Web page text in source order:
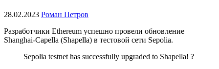
28.02.2023 Роман Петров
Разработчики Ethereum успешно провели обновление
Shanghai-Capella (Shapella) в тестовой сети Sepolia.
Sepolia testnet has successfully upgraded to Shapella! ?